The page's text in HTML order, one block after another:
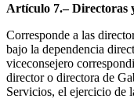
Artículo 7.– Directoras
Corresponde a las
bajo la dependencia
viceconsejero
director o directora de
Servicios, el ejercicio de